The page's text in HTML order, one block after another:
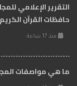
التقرير الإعلامي
حافظات القرآن الكريم
منذ 17 ساعة
ما هي مواصفات